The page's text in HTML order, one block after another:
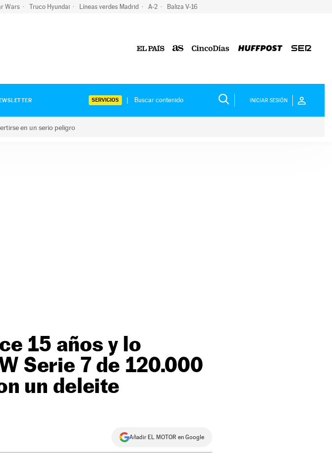
Wars Truco Hyundai Líneas verdes Madrid A-2 Baliza V-16
SERVICIOS INICIAR SESIÓN
en un serio peligro
15 años y lo
Serie 7 de 120.000
un deleite
Añadir EL MOTOR en Google